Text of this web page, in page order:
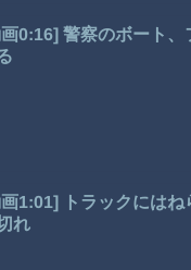
0:16] 警察のボート
1:01] トラックには
れ